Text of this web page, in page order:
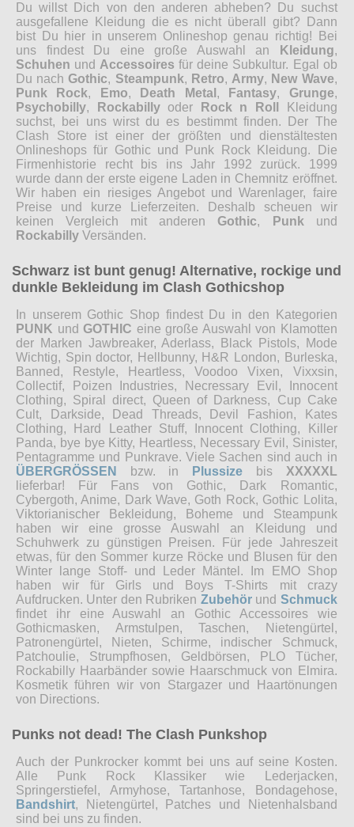
Du willst Dich von den anderen abheben? Du suchst
ausgefallene Kleidung die es nicht überall gibt? Dann
bist Du hier in unserem Onlineshop genau richtig! Bei
uns findest Du eine große Auswahl an
Kleidung,
Schuhen und Accessoires für deine Subkultur. Egal ob
Du nach Gothic, Steampunk, Retro, Army, New Wave,
Punk Rock, Emo, Death Metal , Fantasy, Grunge,
Psychobilly, Rockabillyoder Rock n Roll
Kleidung
suchst, bei uns wirst du es bestimmt finden. Der The
Clash Store ist einer der größten und dienstältesten
Onlineshops für Gothic und Punk Rock Kleidung. Die
Firmenhistorie recht bis ins Jahr 1992 zurück. 1999
wurde dann der erste eigene Laden in Chemnitz eröffnet.
Wir haben ein riesiges Angebot und Warenlager, faire
Preise und kurze Lieferzeiten. Deshalb scheuen wir
keinen Vergleich mit anderen Gothic, Punk und
Rockabilly Versänden.
Schwarz ist bunt genug! Alternative, rockige und
dunkle Bekleidung im Clash Gothicshop
In unserem Gothic Shop findest Du in den Kategorien
PUNK und GOTHIC eine große Auswahl von Klamotten
der Marken Jawbreaker, Aderlass, Black Pistols, Mode
Wichtig, Spin doctor, Hellbunny, H&R London, Burleska,
Banned, Restyle, Heartless, Voodoo Vixen, Vixxsin,
Collectif, Poizen Industries, Necressary Evil, Innocent
Clothing, Spiral direct, Queen of Darkness, Cup Cake
Cult, Darkside, Dead Threads, Devil Fashion, Kates
Clothing, Hard Leather Stuff, Innocent Clothing, Killer
Panda, bye bye Kitty, Heartless, Necessary Evil, Sinister,
Pentagramme und Punkrave. Viele Sachen sind auch in
ÜBERGRÖSSEN
bzw. in Plussize bis XXXXXL
lieferbar! Für Fans von Gothic, Dark Romantic,
Cybergoth, Anime, Dark Wave, Goth Rock, Gothic Lolita,
Viktorianischer Bekleidung, Boheme und Steampunk
haben wir eine grosse Auswahl an Kleidung und
Schuhwerk zu günstigen Preisen. Für jede Jahreszeit
etwas, für den Sommer kurze Röcke und Blusen für den
Winter lange Stoff- und Leder Mäntel. Im EMO Shop
haben wir für Girls und Boys T-Shirts mit crazy
Aufdrucken. Unter den Rubriken Zubehörund Schmuck
findet ihr eine Auswahl an Gothic Accessoires wie
Gothicmasken, Armstulpen, Taschen, Nietengürtel,
Patronengürtel, Nieten, Schirme, indischer Schmuck,
Patchoulie, Strumpfhosen, Geldbörsen, PLO Tücher,
Rockabilly Haarbänder sowie Haarschmuck von Elmira.
Kosmetik führen wir von Stargazer und Haartönungen
von Directions.
Punks not dead! The Clash Punkshop
Auch der Punkrocker kommt bei uns auf seine Kosten.
Alle Punk Rock Klassiker wie Lederjacken,
Springerstiefel, Armyhose, Tartanhose, Bondagehose,
Bandshirt, Nietengürtel, Patches und Nietenhalsband
sind bei uns zu finden.